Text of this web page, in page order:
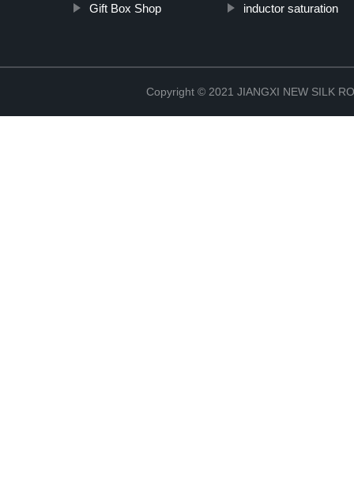
Gift Box Shop inductor saturation
Copyright © 2021 JIANGXI NEW SILK